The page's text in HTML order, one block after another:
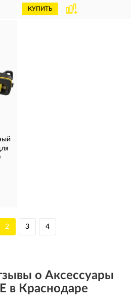
КУПИТЬ
2 3 4
о Аксессуары
в Краснодаре